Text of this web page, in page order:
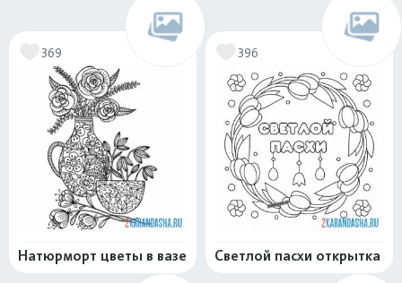
369
Натюрморт цветы в вазе
396
Светлой пасхи открытка